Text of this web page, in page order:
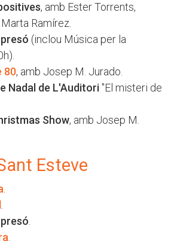
, amb Ester Torrents,
Ramírez.
(inclou Música per la
80, amb Josep M. Jurado.
Nadal de L'Auditori "El misteri de
Show, amb Josep M.
Esteve
.
.
.
.